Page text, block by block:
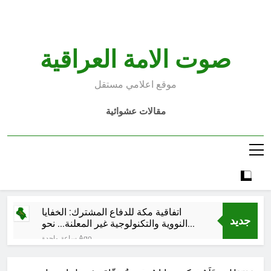
صوت الامة العراقية
موقع اعلامي مستقل
مقالات عشوائية
جديد
اتفاقية مكة للدفاع المشترك: الخفايا
النووية والتكنولوجية غير المعلنة… نحو
هندسة ردع جديدة في الشرق الأوسط ؟
ساعة واحدة Ago